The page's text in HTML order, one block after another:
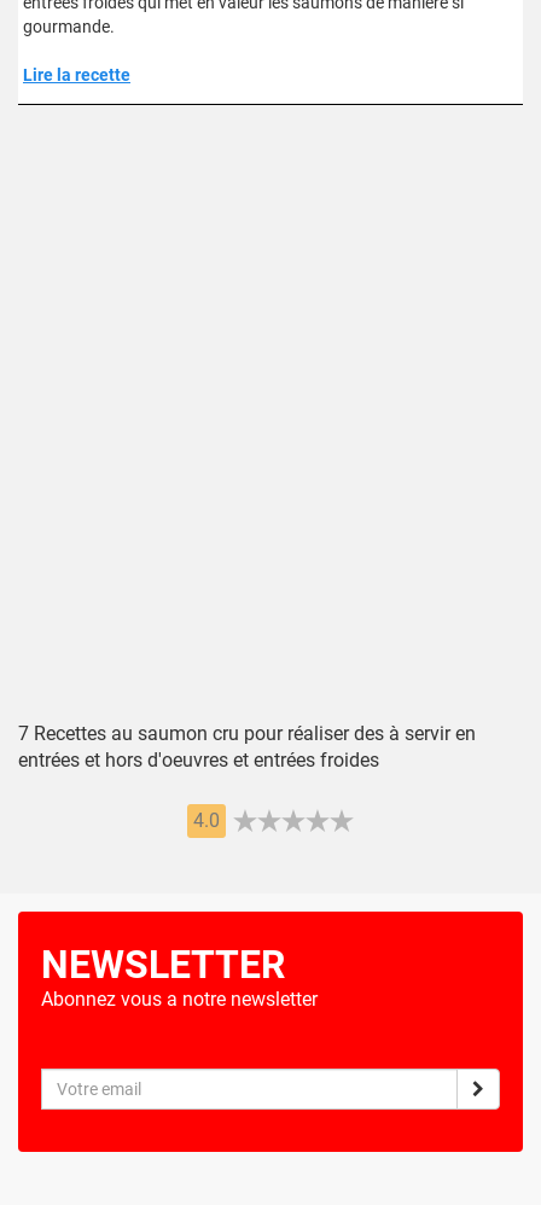
gourmande.
Lire la recette
7 Recettes au saumon cru pour réaliser des à servir en
entrées et hors d'oeuvres et entrées froides
4.0
NEWSLETTER
Abonnez vous a notre newsletter